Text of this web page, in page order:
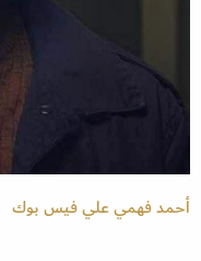
أحمد فهمي علي فيس بوك